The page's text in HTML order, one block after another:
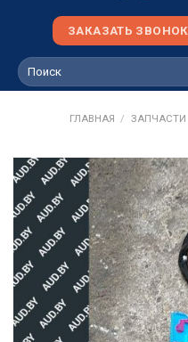
ЗАКАЗАТЬ ЗВОНОК
Искать:
ГЛАВНАЯ / ЗАПЧАСТИ